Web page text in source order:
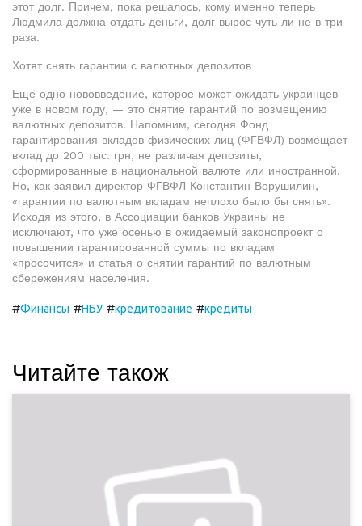
этот долг. Причем, пока решалось, кому именно теперь
Людмила должна отдать деньги, долг вырос чуть ли не в три
раза.
Хотят снять гарантии с валютных депозитов
Еще одно нововведение, которое может ожидать украинцев
уже в новом году, — это снятие гарантий по возмещению
валютных депозитов. Напомним, сегодня Фонд
гарантирования вкладов физических лиц (ФГВФЛ) возмещает
вклад до 200 тыс. грн, не различая депозиты,
сформированные в национальной валюте или иностранной.
Но, как заявил директор ФГВФЛ Константин Ворушилин,
«гарантии по валютным вкладам неплохо было бы снять».
Исходя из этого, в Ассоциации банков Украины не
исключают, что уже осенью в ожидаемый законопроект о
повышении гарантированной суммы по вкладам
«просочится» и статья о снятии гарантий по валютным
сбережениям населения.
#Финансы #НБУ #кредитование #кредиты
Читайте також